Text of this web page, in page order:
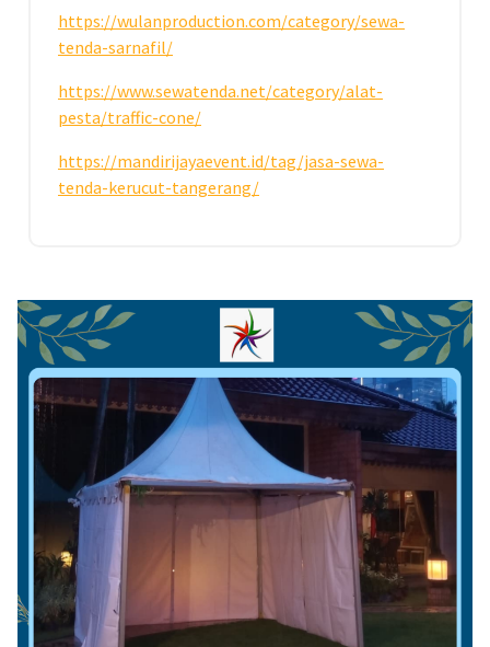
https://wulanproduction.com/category/sewa-
tenda-sarnafil/
https://www.sewatenda.net/category/alat-
pesta/traffic-cone/
https://mandirijayaevent.id/tag/jasa-sewa-
tenda-kerucut-tangerang/